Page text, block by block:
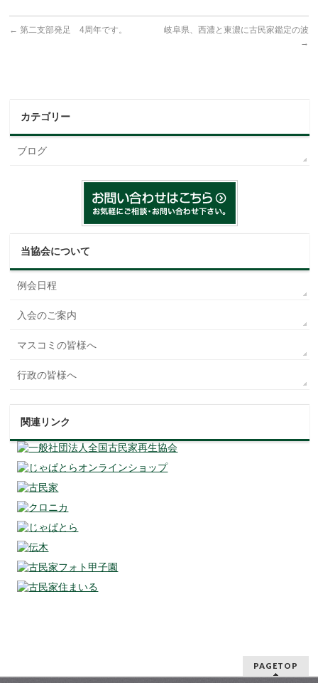
← 第二支部発足 4周年です。
岐阜県、西濃と東濃に古民家鑑定の波
→
カテゴリー
ブログ
当協会について
例会日程
入会のご案内
マスコミの皆様へ
行政の皆様へ
関連リンク
PAGETOP